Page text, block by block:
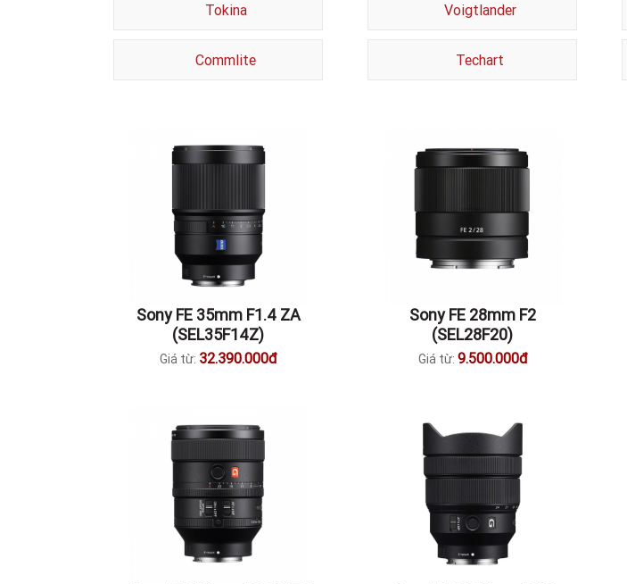
Tokina Voigtlander
Commlite Techart
Sony FE 35mm F1.4 ZA
(SEL35F14Z)
Giá từ: 32.390.000đ
Sony FE 28mm F2
(SEL28F20)
Giá từ: 9.500.000đ